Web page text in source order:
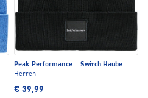
Peak Performance · Switch Haube
Herren
€ 39,99